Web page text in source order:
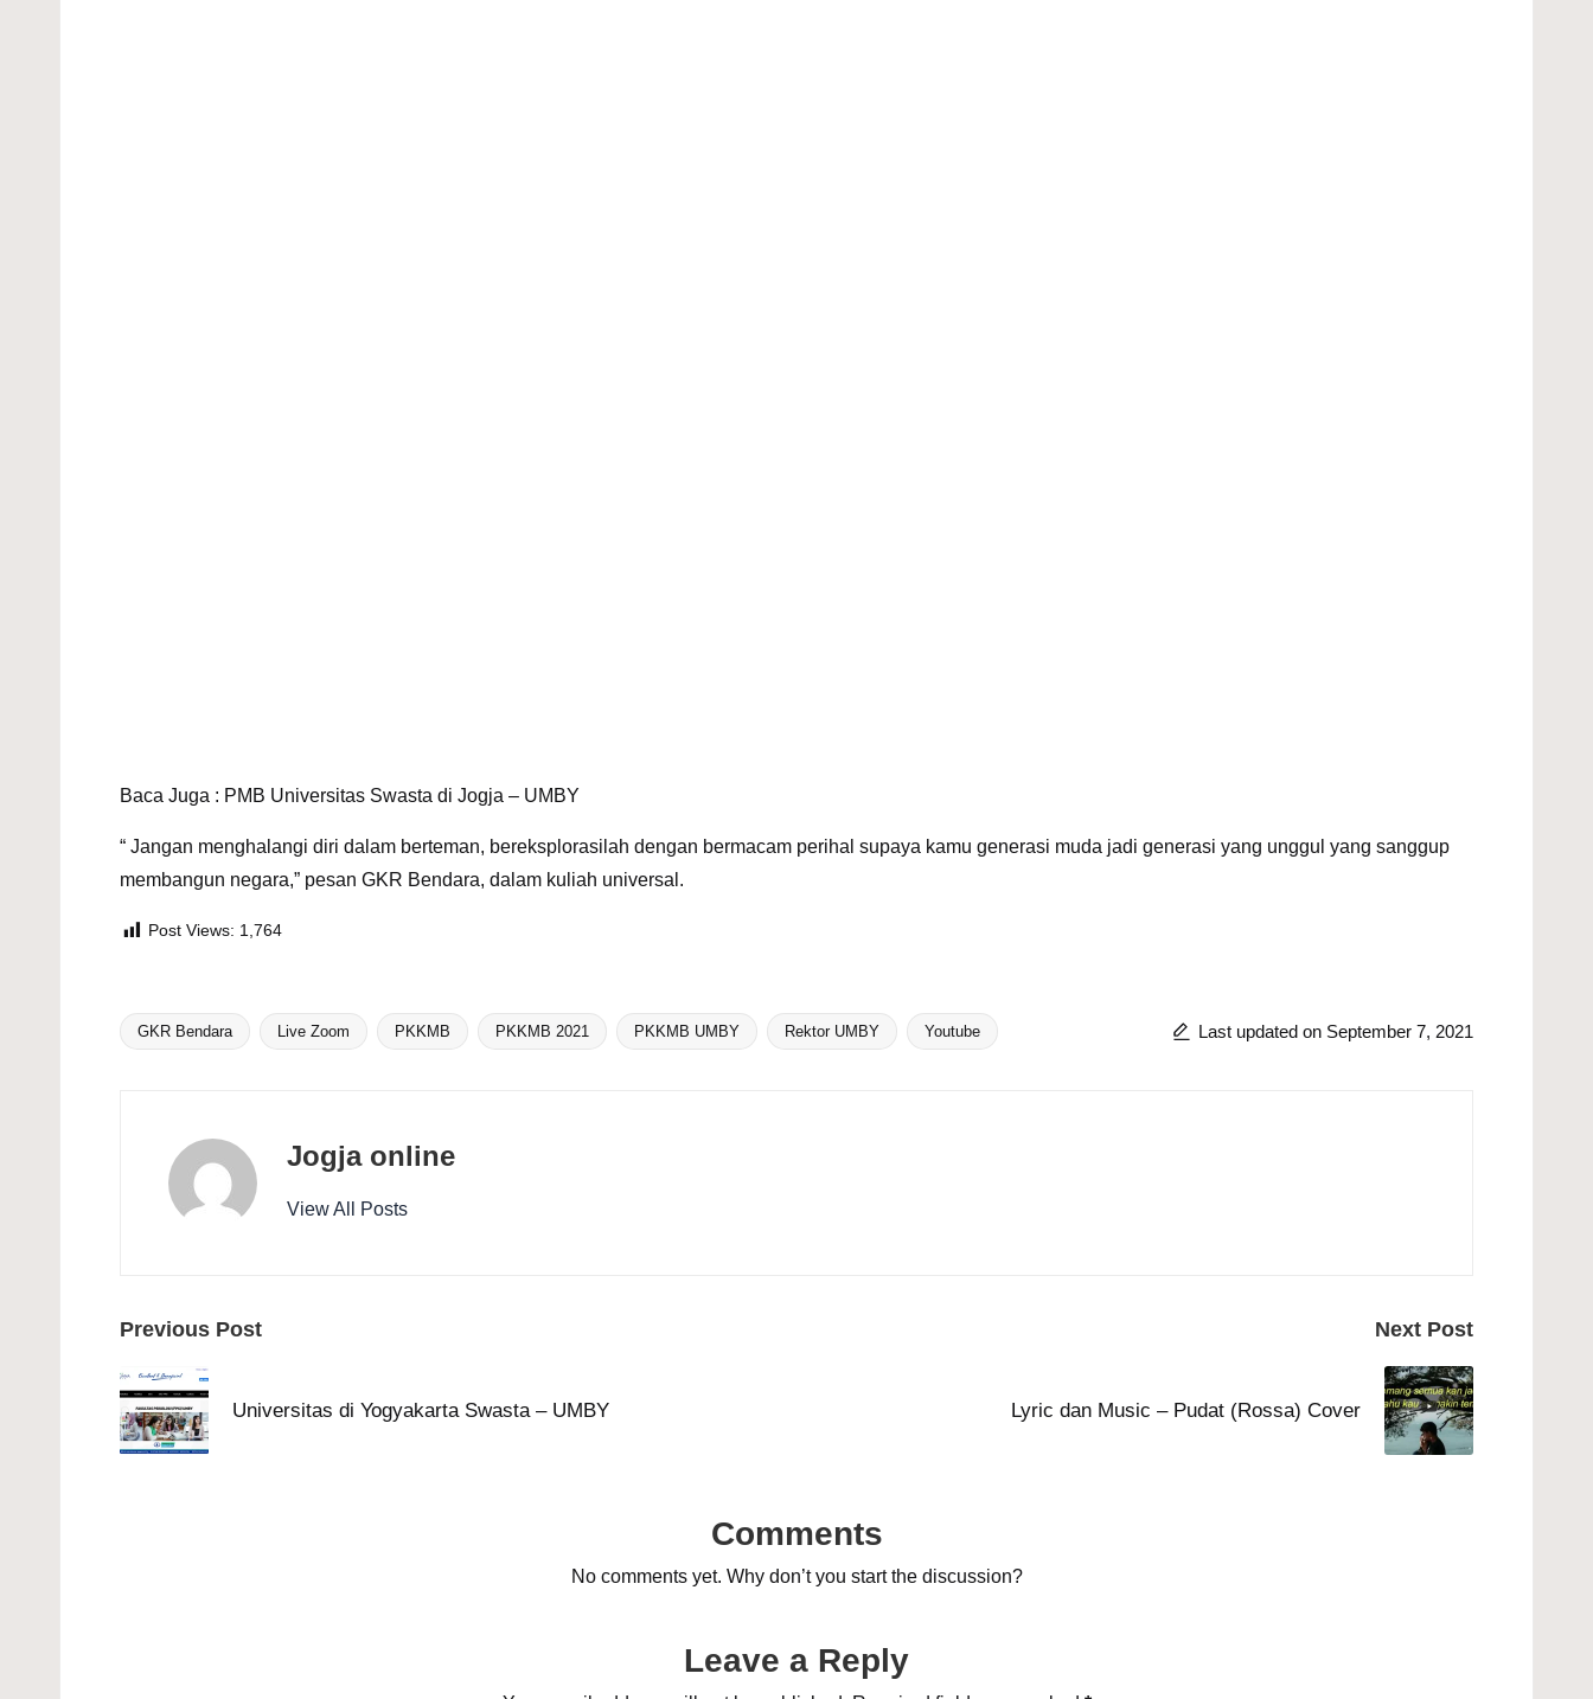
Baca Juga : PMB Universitas Swasta di Jogja – UMBY
“ Jangan menghalangi diri dalam berteman, bereksplorasilah dengan bermacam perihal supaya kamu generasi muda jadi generasi yang unggul yang sanggup
membangun negara,” pesan GKR Bendara, dalam kuliah universal.
Post Views: 1,764
Tags:
GKR Bendara Live Zoom PKKMB PKKMB 2021 PKKMB UMBY Rektor UMBY Youtube Last updated on September 7, 2021
Jogja online
View All Posts
Post
navigation
Previous Post
Universitas di Yogyakarta Swasta – UMBY
Next Post
Lyric dan Music – Pudat (Rossa) Cover
Comments
No comments yet. Why don’t you start the discussion?
Leave a Reply